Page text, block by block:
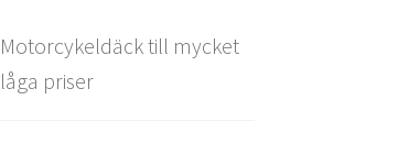
Motorcykeldäck till mycket
låga priser